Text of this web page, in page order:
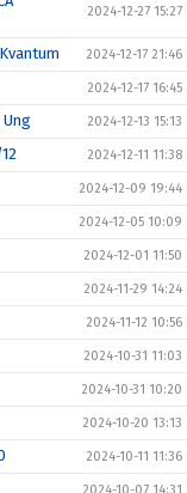
2024-12-27 15:27
2024-12-17 21:46
2024-12-17 16:45
2024-12-13 15:13
2024-12-11 11:38
2024-12-09 19:44
2024-12-05 10:09
2024-12-01 11:50
2024-11-29 14:24
2024-11-12 10:56
2024-10-31 11:03
2024-10-31 10:20
2024-10-20 13:13
2024-10-11 11:36
2024-10-07 14:31